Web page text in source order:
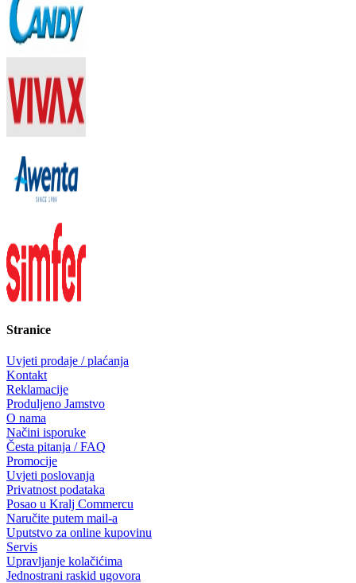
Stranice
Uvjeti prodaje / plaćanja
Kontakt
Reklamacije
Produljeno Jamstvo
O nama
Načini isporuke
Česta pitanja / FAQ
Promocije
Uvjeti poslovanja
Privatnost podataka
Posao u Kralj Commercu
Naručite putem mail-a
Uputstvo za online kupovinu
Servis
Upravljanje kolačićima
Jednostrani raskid ugovora